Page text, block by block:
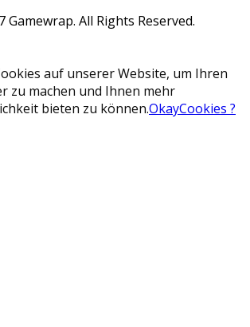
All Rights Reserved.
auf unserer Website, um Ihren
zu machen und Ihnen mehr
bieten zu können.OkayCookies ?